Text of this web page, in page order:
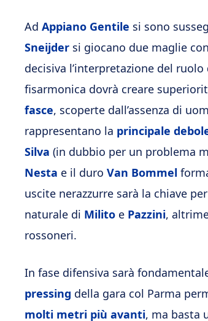
Ad Appiano Gentile si sono
Sneijder si giocano due maglie
decisiva l’interpretazione del
fisarmonica dovrà creare
fasce, scoperte dall’assenza di
rappresentano la principale
Silva (in dubbio per un problema
Nesta e il duro Van Bommel
uscite nerazzurre sarà la chiave
naturale di Milito e Pazzini,
rossoneri.
In fase difensiva sarà
pressing della gara col Parma
molti metri più avanti, ma basta